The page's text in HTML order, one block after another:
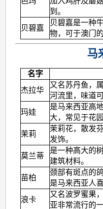
到。
贝碧嘉
贝碧嘉是一种
物，可于澳门
马
名字
杰拉华
又名苏丹鱼，
河流里，味道
玛娃
是马来西亚高
大，常见于花园
茉莉
茉莉花，散发
发饰。
莫兰蒂
是一种高大的
建筑材料。
苗柏
颈部有斑点的
是马来西亚人
浪卡
又名波罗蜜果
亚非常流行的